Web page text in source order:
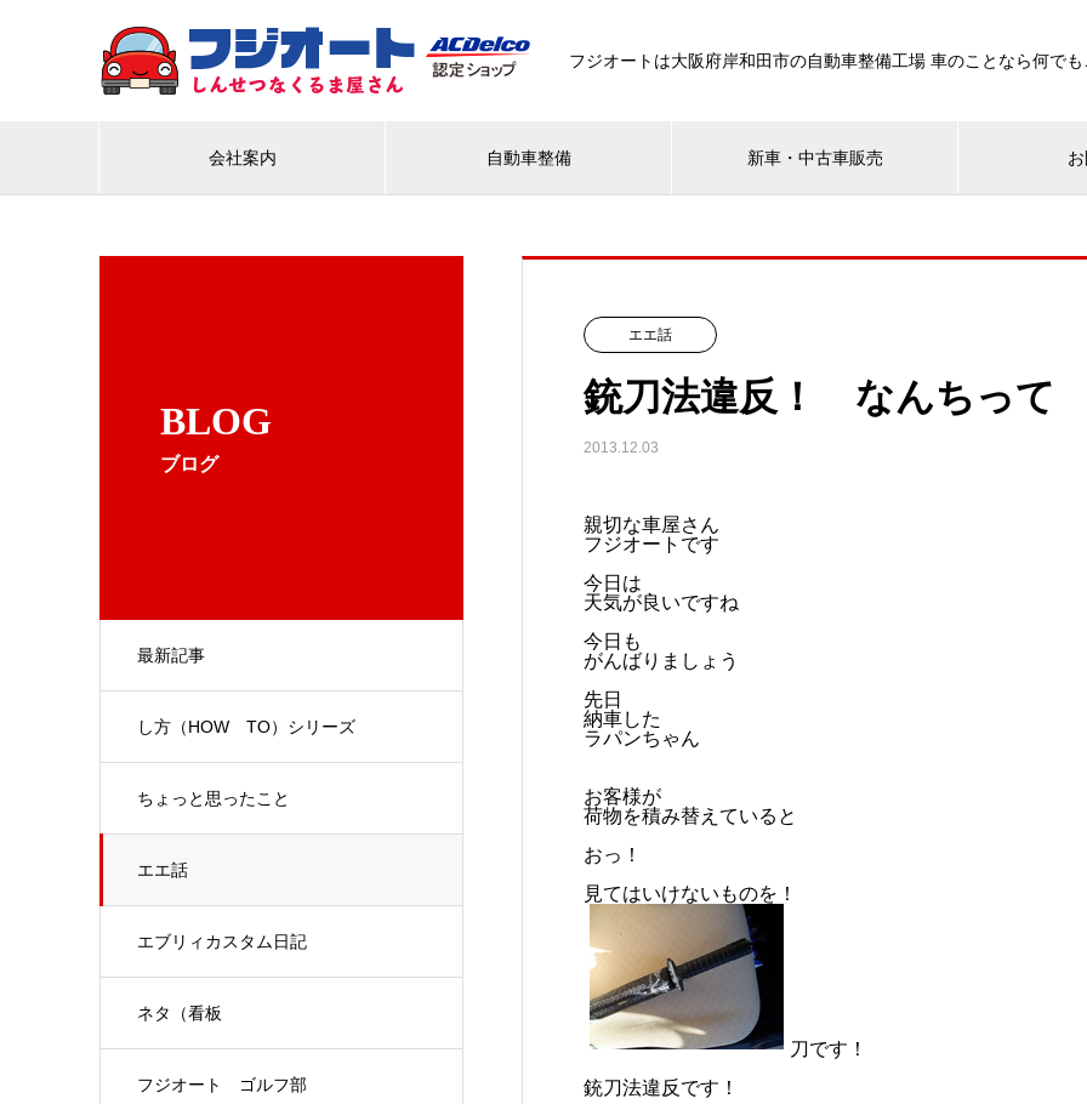
フジオートは大阪府岸和田市の自動車整備工場 車のことなら何で
会社案内 自動車整備 新車・中古車販売
BLOG
ブログ
最新記事
し方（HOW TO）シリーズ
ちょっと思ったこと
エエ話
エブリィカスタム日記
ネタ（看板
フジオート ゴルフ部
エエ話
銃刀法違反！ なんちって
2013.12.03
親切な車屋さん
フジオートです
今日は
天気が良いですね
今日も
がんばりましょう
先日
納車した
ラパンちゃん
お客様が
荷物を積み替えていると
おっ！
見てはいけないものを！
刀です！
銃刀法違反です！